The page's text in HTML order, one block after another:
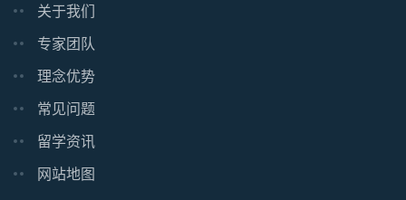
关于我们
专家团队
理念优势
常见问题
留学资讯
网站地图